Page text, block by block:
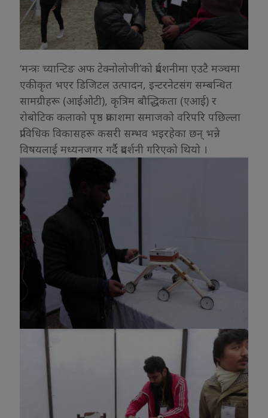
‘मन्त्रः च्यान्टिङ अफ टेक्नोलोजी’को प्रर्दशनीमा एउटै मञ्चमा
एकीकृत भएर डिजिटल उत्पादन, इन्टरनेटसंग सम्बन्धित
सामग्रीहरू (आईओटी), कृत्रिम बौद्धिकता (एआई) र
रोबोटिक कलाको पृष्ठ प्रकाशमा समाजको वरिपरि पछिल्ला
प्राविधिक विकासहरू कसरी सम्भव भइरहेका छन् भन्ने
विषयलाई मध्यनजगर गर्दै प्रदर्शनी गरिएको थियो ।